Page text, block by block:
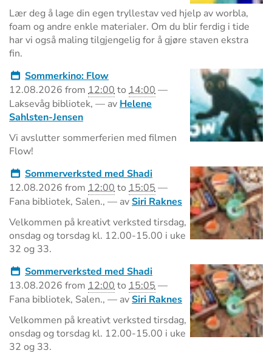
Lær deg å lage din egen tryllestav ved hjelp av worbla,
foam og andre enkle materialer. Om du blir ferdig i tide
har vi også maling tilgjengelig for å gjøre staven ekstra
fin.
Sommerkino: Flow
12.08.2026 from 12:00to 14:00—
Laksevåg bibliotek, — av Helene
Sahlsten-Jensen
Vi avslutter sommerferien med filmen
Flow!
Sommerverksted med Shadi
12.08.2026 from 12:00to 15:05—
Fana bibliotek, Salen., — avSiri Raknes
Velkommen på kreativt verksted tirsdag,
onsdag og torsdag kl. 12.00-15.00 i uke
32 og 33.
Sommerverksted med Shadi
13.08.2026 from 12:00to 15:05—
Fana bibliotek, Salen., — avSiri Raknes
Velkommen på kreativt verksted tirsdag,
onsdag og torsdag kl. 12.00-15.00 i uke
32 og 33.